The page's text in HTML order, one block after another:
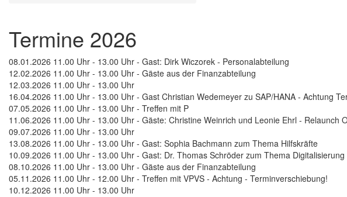
Termine 2026
08.01.2026 11.00 Uhr - 13.00 Uhr - Gast: Dirk Wiczorek - Personalabteilung
12.02.2026 11.00 Uhr - 13.00 Uhr - Gäste aus der Finanzabteilung
12.03.2026 11.00 Uhr - 13.00 Uhr
16.04.2026 11.00 Uhr - 13.00 Uhr - Gast Christian Wedemeyer zu SAP/HANA - Achtung
07.05.2026 11.00 Uhr - 13.00 Uhr - Treffen mit P
11.06.2026 11.00 Uhr - 13.00 Uhr - Gäste: Christine Weinrich und Leonie Ehrl - Relaunch
09.07.2026 11.00 Uhr - 13.00 Uhr
13.08.2026 11.00 Uhr - 13.00 Uhr - Gast: Sophia Bachmann zum Thema Hilfskräfte
10.09.2026 11.00 Uhr - 13.00 Uhr - Gast: Dr. Thomas Schröder zum Thema Digitalisierung
08.10.2026 11.00 Uhr - 13.00 Uhr - Gäste aus der Finanzabteilung
05.11.2026 11.00 Uhr - 12.00 Uhr - Treffen mit VPVS - Achtung - Terminverschiebung!
10.12.2026 11.00 Uhr - 13.00 Uhr